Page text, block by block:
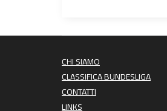
CHI SIAMO
CLASSIFICA BUNDESLIGA
CONTATTI
LINKS